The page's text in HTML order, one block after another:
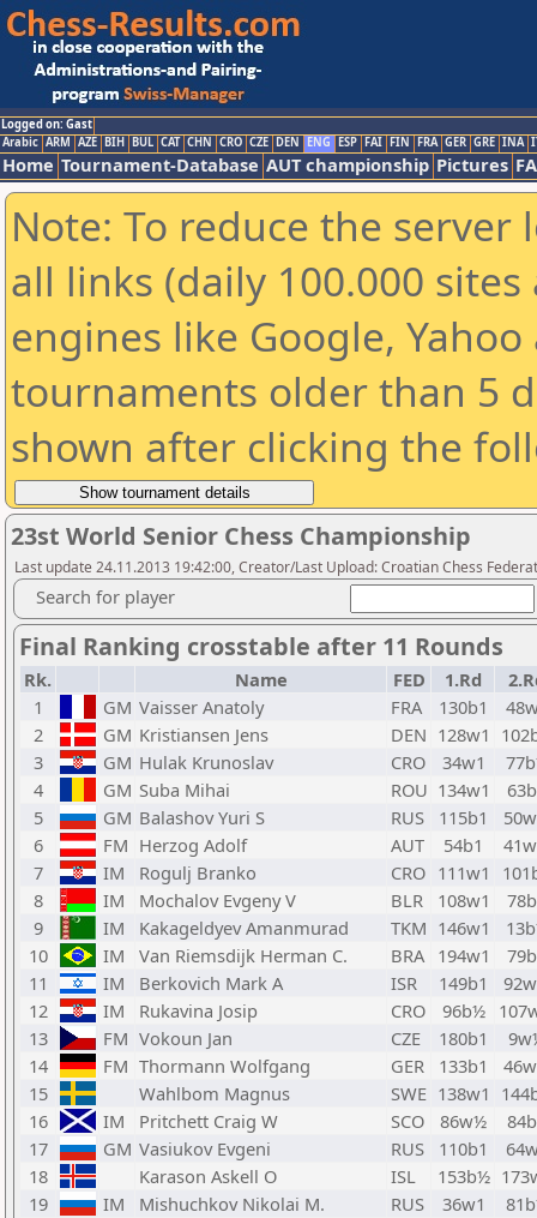
Logged on: Gast
Arabic ARM AZE BIH BUL CAT CHN CRO CZE DEN ENG ESP FAI FIN FRA GER GRE INA
Home Tournament-Database AUT championship Pictures
Note: To reduce the
all links (daily 100.000
engines like Google,
tournaments older than 5
shown after clicking the
23st World Senior Chess Championship
Last update 24.11.2013 19:42:00, Creator/Last Upload: Croatian Chess
Search for player
Final Ranking crosstable after 11 Rounds
Rk. Name FED 1.Rd
1
GM Vaisser Anatoly FRA 130b1
2
GM Kristiansen Jens DEN 128w1
3
GM Hulak Krunoslav CRO 34w1
4
GM Suba Mihai ROU 134w1
5
GM Balashov Yuri S RUS 115b1
6
FM Herzog Adolf AUT 54b1
7
IM Rogulj Branko CRO 111w1
8
IM Mochalov Evgeny V BLR 108w1
9
IM Kakageldyev Amanmurad TKM 146w1
10
IM Van Riemsdijk Herman C. BRA 194w1
11
IM Berkovich Mark A ISR 149b1
12
IM Rukavina Josip CRO 96b½
13
FM Vokoun Jan CZE 180b1
14
FM Thormann Wolfgang GER 133b1
15
Wahlbom Magnus SWE 138w1
16
IM Pritchett Craig W SCO 86w½
17
GM Vasiukov Evgeni RUS 110b1
18
Karason Askell O ISL 153b½
19
IM Mishuchkov Nikolai M. RUS 36w1